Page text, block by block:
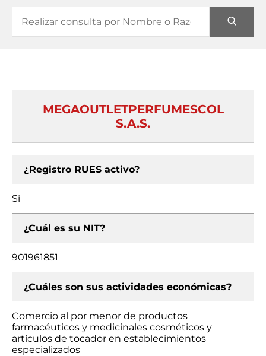
MEGAOUTLETPERFUMESCOL
S.A.S.
¿Registro RUES activo?
Si
¿Cuál es su NIT?
901961851
¿Cuáles son sus actividades económicas?
Comercio al por menor de productos
farmacéuticos y medicinales cosméticos y
artículos de tocador en establecimientos
especializados